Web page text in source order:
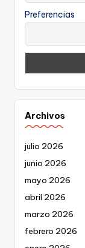
Preferencias
Archivos
julio 2026
junio 2026
mayo 2026
abril 2026
marzo 2026
febrero 2026